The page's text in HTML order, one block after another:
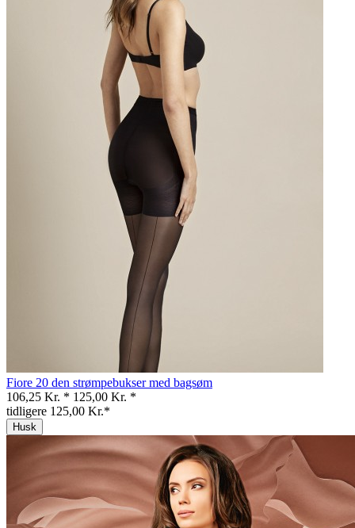
Fiore 20 den strømpebukser med bagsøm
106,25 Kr. * 125,00 Kr. *
tidligere 125,00 Kr.*
Husk